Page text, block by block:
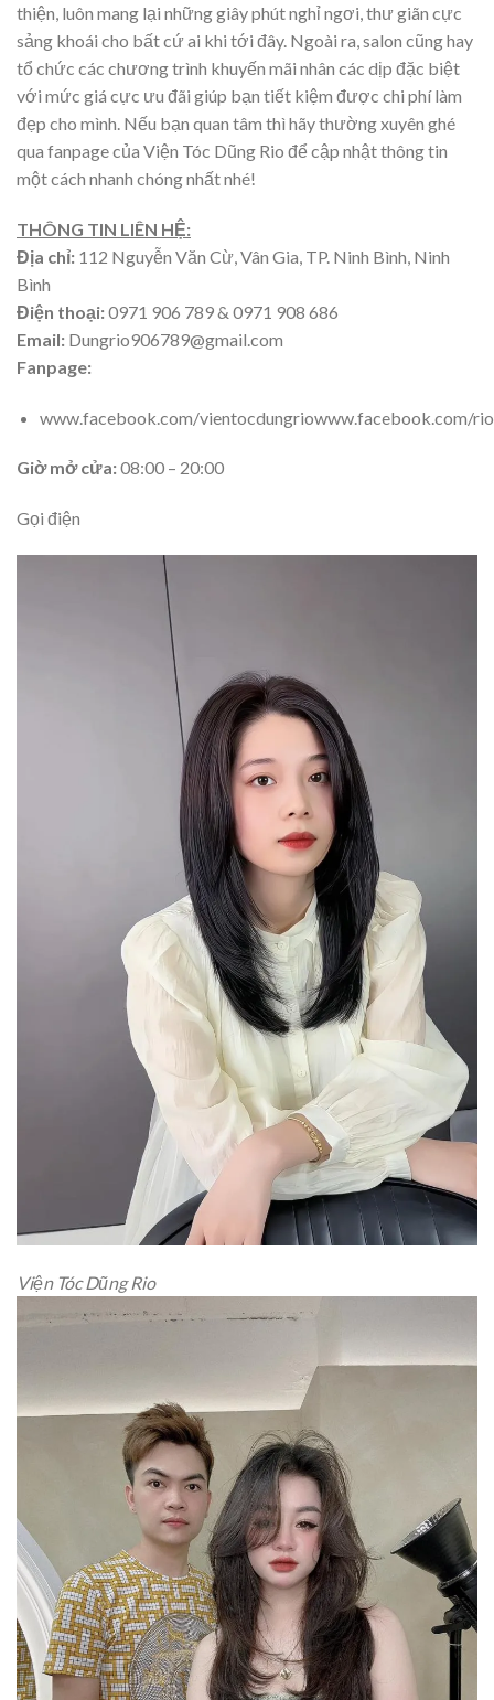
thiện, luôn mang lại những giây phút nghỉ ngơi, thư giãn cực
sảng khoái cho bất cứ ai khi tới đây. Ngoài ra, salon cũng hay
tổ chức các chương trình khuyến mãi nhân các dịp đặc biệt
với mức giá cực ưu đãi giúp bạn tiết kiệm được chi phí làm
đẹp cho mình. Nếu bạn quan tâm thì hãy thường xuyên ghé
qua fanpage của Viện Tóc Dũng Rio để cập nhật thông tin
một cách nhanh chóng nhất nhé!
THÔNG TIN LIÊN HỆ:
Địa chỉ: 112 Nguyễn Văn Cừ, Vân Gia, TP. Ninh Bình, Ninh
Bình
Điện thoại:0971 906 789 & 0971 908 686
Email: Dungrio906789@gmail.com
Fanpage:
www.facebook.com/vientocdungriowww.facebook.com/
Giờ mở cửa:08:00 – 20:00
Gọi điện
Viện Tóc Dũng Rio